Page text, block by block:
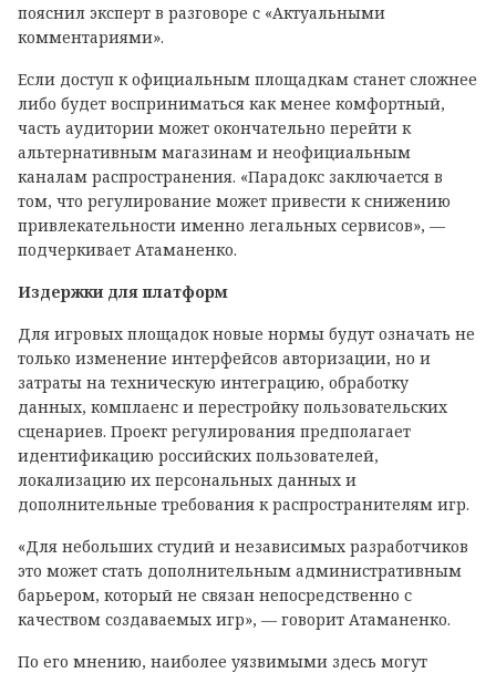
пояснил эксперт в разговоре с «Актуальными
комментариями».
Если доступ к официальным площадкам станет сложнее
либо будет восприниматься как менее комфортный,
часть аудитории может окончательно перейти к
альтернативным магазинам и неофициальным
каналам распространения. «Парадокс заключается в
том, что регулирование может привести к снижению
привлекательности именно легальных сервисов», —
подчеркивает Атаманенко.
Издержки для платформ
Для игровых площадок новые нормы будут означать не
только изменение интерфейсов авторизации, но и
затраты на техническую интеграцию, обработку
данных, комплаенс и перестройку пользовательских
сценариев. Проект регулирования предполагает
идентификацию российских пользователей,
локализацию их персональных данных и
дополнительные требования к распространителям игр.
«Для небольших студий и независимых разработчиков
это может стать дополнительным административным
барьером, который не связан непосредственно с
качеством создаваемых игр», — говорит Атаманенко.
По его мнению, наиболее уязвимыми здесь могут